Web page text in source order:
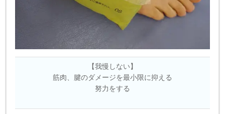
【我慢しない】
筋肉、腱のダメージを最小限に抑える
努力をする